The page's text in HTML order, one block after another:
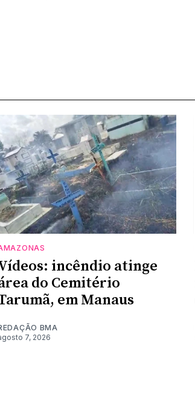
incêndio atinge
do Cemitério
em Manaus
BMA
7, 2026